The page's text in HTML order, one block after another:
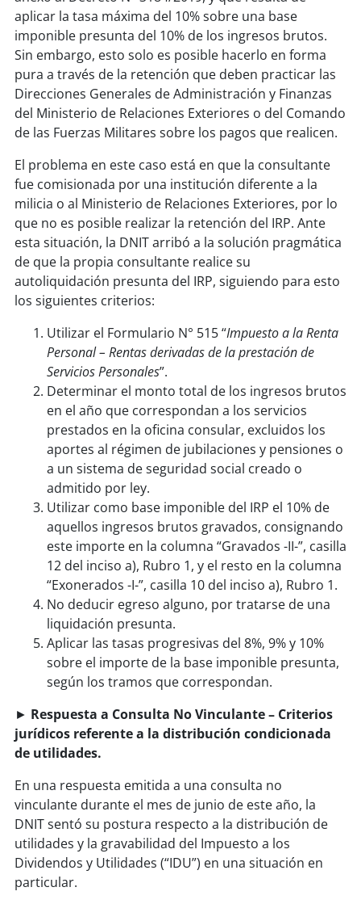
aplicar la tasa máxima del 10% sobre una base
imponible presunta del 10% de los ingresos brutos.
Sin embargo, esto solo es posible hacerlo en forma
pura a través de la retención que deben practicar las
Direcciones Generales de Administración y Finanzas
del Ministerio de Relaciones Exteriores o del Comando
de las Fuerzas Militares sobre los pagos que realicen.
El problema en este caso está en que la consultante
fue comisionada por una institución diferente a la
milicia o al Ministerio de Relaciones Exteriores, por lo
que no es posible realizar la retención del IRP. Ante
esta situación, la DNIT arribó a la solución pragmática
de que la propia consultante realice su
autoliquidación presunta del IRP, siguiendo para esto
los siguientes criterios:
Utilizar el Formulario N° 515 “Impuesto a la Renta
Personal – Rentas derivadas de la prestación de
Servicios Personales”.
Determinar el monto total de los ingresos brutos
en el año que correspondan a los servicios
prestados en la oficina consular, excluidos los
aportes al régimen de jubilaciones y pensiones o
a un sistema de seguridad social creado o
admitido por ley.
Utilizar como base imponible del IRP el 10% de
aquellos ingresos brutos gravados, consignando
este importe en la columna “Gravados -II-”, casilla
12 del inciso a), Rubro 1, y el resto en la columna
“Exonerados -I-”, casilla 10 del inciso a), Rubro 1.
No deducir egreso alguno, por tratarse de una
liquidación presunta.
Aplicar las tasas progresivas del 8%, 9% y 10%
sobre el importe de la base imponible presunta,
según los tramos que correspondan.
► Respuesta a Consulta No Vinculante – Criterios
jurídicos referente a la distribución condicionada
de utilidades.
En una respuesta emitida a una consulta no
vinculante durante el mes de junio de este año, la
DNIT sentó su postura respecto a la distribución de
utilidades y la gravabilidad del Impuesto a los
Dividendos y Utilidades (“IDU”) en una situación en
particular.